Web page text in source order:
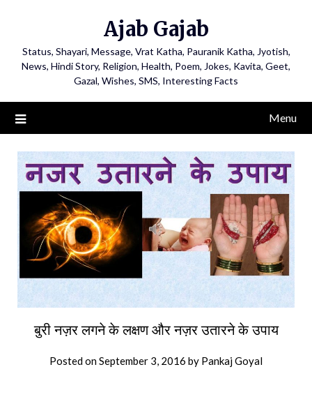
Ajab Gajab
Status, Shayari, Message, Vrat Katha, Pauranik Katha, Jyotish,
News, Hindi Story, Religion, Health, Poem, Jokes, Kavita, Geet,
Gazal, Wishes, SMS, Interesting Facts
Menu
बुरी नज़र लगने के लक्षण और नज़र उतारने के उपाय
Posted onSeptember 3, 2016 by Pankaj Goyal